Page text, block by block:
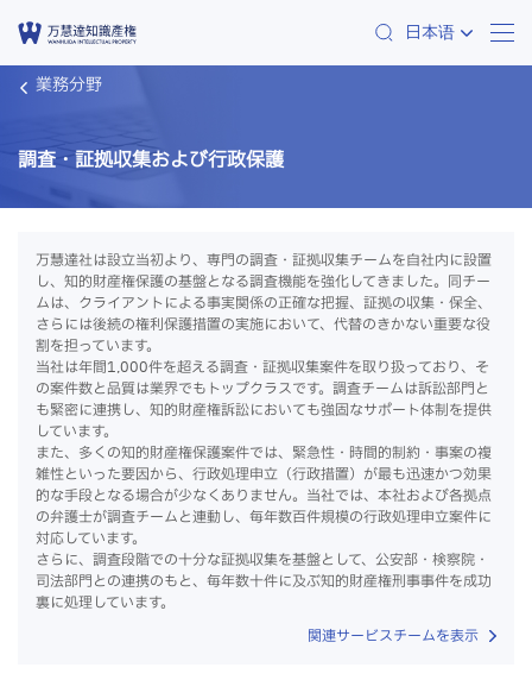
日本语
業務分野
調査・証拠収集および行政保護
万慧達社は設立当初より、専門の調査・証拠収集チームを自社内に設置
し、知的財産権保護の基盤となる調査機能を強化してきました。同チー
ムは、クライアントによる事実関係の正確な把握、証拠の収集・保全、
さらには後続の権利保護措置の実施において、代替のきかない重要な役
割を担っています。
当社は年間1,000件を超える調査・証拠収集案件を取り扱っており、そ
の案件数と品質は業界でもトップクラスです。調査チームは訴訟部門と
も緊密に連携し、知的財産権訴訟においても強固なサポート体制を提供
しています。
また、多くの知的財産権保護案件では、緊急性・時間的制約・事案の複
雑性といった要因から、行政処理申立（行政措置）が最も迅速かつ効果
的な手段となる場合が少なくありません。当社では、本社および各拠点
の弁護士が調査チームと連動し、毎年数百件規模の行政処理申立案件に
対応しています。
さらに、調査段階での十分な証拠収集を基盤として、公安部・検察院・
司法部門との連携のもと、毎年数十件に及ぶ知的財産権刑事事件を成功
裏に処理しています。
関連サービスチームを表示